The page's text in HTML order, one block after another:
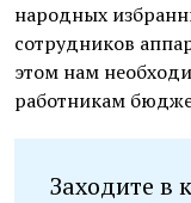
народных
сотрудников
этом нам
работникам
Заходите в